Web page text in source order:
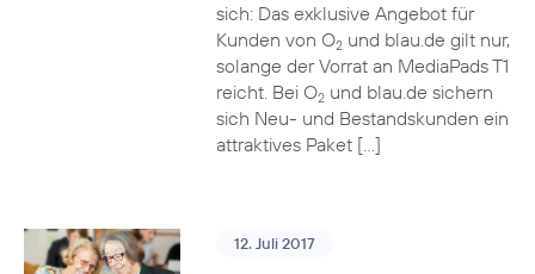
sich: Das exklusive Angebot für
Kunden von O2und blau.de gilt nur,
solange der Vorrat an MediaPads T1
reicht. Bei O2und blau.de sichern
sich Neu- und Bestandskunden ein
attraktives Paket […]
12. Juli 2017